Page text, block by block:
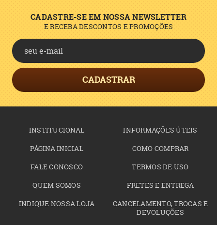
CADASTRE-SE EM NOSSA NEWSLETTER
E RECEBA DESCONTOS E PROMOÇÕES
CADASTRAR
INSTITUCIONAL
PÁGINA INICIAL
FALE CONOSCO
QUEM SOMOS
INDIQUE NOSSA LOJA
INFORMAÇÕES ÚTEIS
COMO COMPRAR
TERMOS DE USO
FRETES E ENTREGA
CANCELAMENTO, TROCAS E
DEVOLUÇÕES